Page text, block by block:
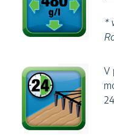
*
V